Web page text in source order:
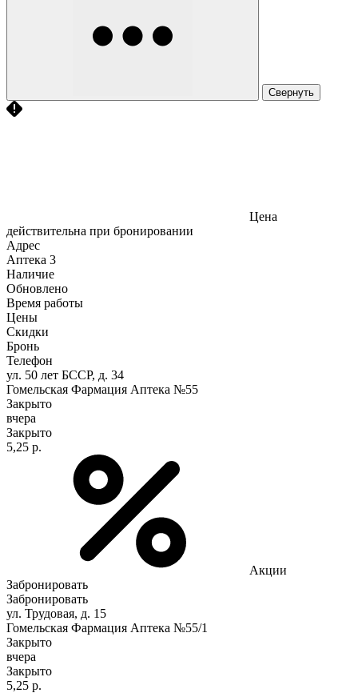
Свернуть
Цена
действительна при бронировании
Адрес
Аптека 3
Наличие
Обновлено
Время работы
Цены
Скидки
Бронь
Телефон
ул. 50 лет БССР, д. 34
Гомельская Фармация Аптека №55
Закрыто
вчера
Закрыто
5,25 р.
Акции
Забронировать
Забронировать
ул. Трудовая, д. 15
Гомельская Фармация Аптека №55/1
Закрыто
вчера
Закрыто
5,25 р.